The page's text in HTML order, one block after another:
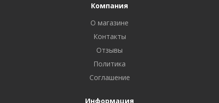
Компания
О магазине
Контакты
Отзывы
Политика
Соглашение
Информация